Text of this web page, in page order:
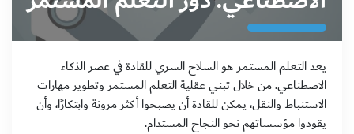
يعد التعلم المستمر هو السلاح السري للقادة في عصر الذكاء
الاصطناعي. من خلال تبني عقلية التعلم المستمر وتطوير مهارات
الاستنباط والنقل، يمكن للقادة أن يصبحوا أكثر مرونة وابتكارًا، وأن
يقودوا مؤسساتهم نحو النجاح المستدام.